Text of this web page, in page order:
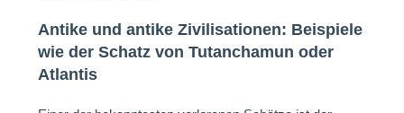
Antike und antike Zivilisationen: Beispiele
wie der Schatz von Tutanchamun oder
Atlantis